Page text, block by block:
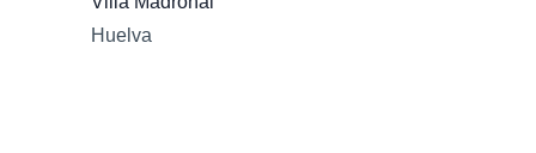
Huelva